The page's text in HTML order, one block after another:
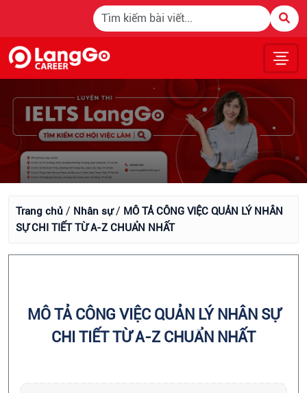
Trang chủ / Nhân sự/ MÔ TẢ CÔNG VIỆC QUẢN LÝ NHÂN
SỰ CHI TIẾT TỪ A-Z CHUẨN NHẤT
MÔ TẢ CÔNG VIỆC QUẢN LÝ NHÂN SỰ
CHI TIẾT TỪ A-Z CHUẨN NHẤT